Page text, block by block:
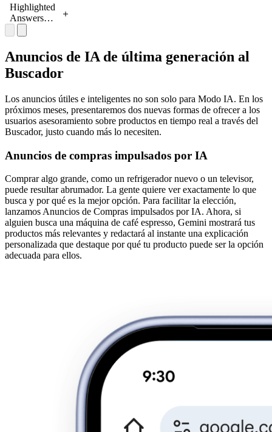
Highlighted
Answers
(Respuestas
Destacadas)
Anuncios de IA de última generación al
Buscador
Los anuncios útiles e inteligentes no son solo para Modo IA. En los
próximos meses, presentaremos dos nuevas formas de ofrecer a los
usuarios asesoramiento sobre productos en tiempo real a través del
Buscador, justo cuando más lo necesiten.
Anuncios de compras impulsados ​​por IA
Comprar algo grande, como un refrigerador nuevo o un televisor,
puede resultar abrumador. La gente quiere ver exactamente lo que
busca y por qué es la mejor opción. Para facilitar la elección,
lanzamos Anuncios de Compras impulsados ​​por IA. Ahora, si
alguien busca una máquina de café espresso, Gemini mostrará tus
productos más relevantes y redactará al instante una explicación
personalizada que destaque por qué tu producto puede ser la opción
adecuada para ellos.